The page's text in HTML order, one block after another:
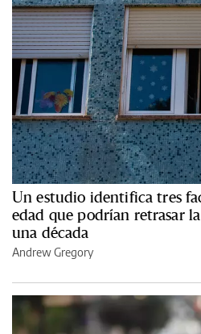
Un estudio identifica tres
edad que podrían retrasar
una década
Andrew Gregory